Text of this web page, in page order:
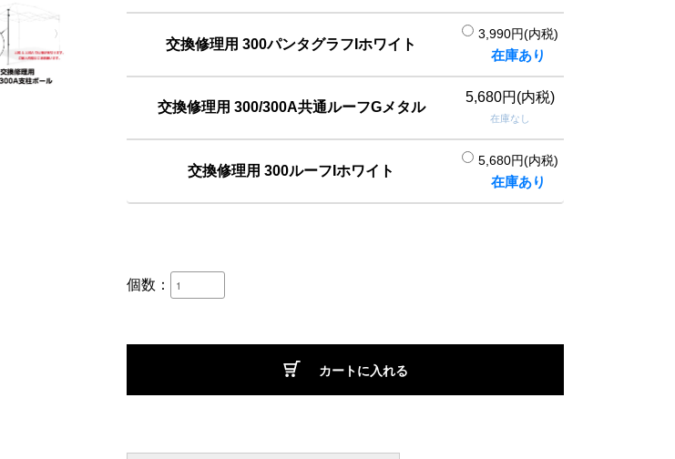
交換修理用 300パンタグラフIホワイト
3,990円(内税)
在庫あり
交換修理用 300/300A共通ルーフGメタル
5,680円(内税)
在庫なし
交換修理用 300ルーフIホワイト
5,680円(内税)
在庫あり
個数：
カートに入れる